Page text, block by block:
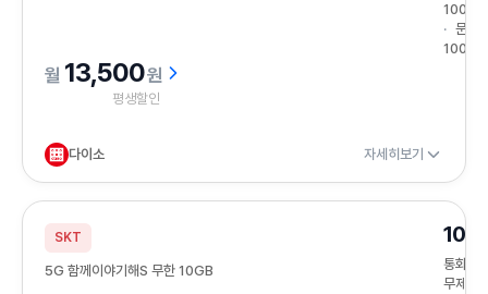
100분
문자
100건
13,500원
평생할인
다이소 자세히보기
SKT
5G 함께이야기해S 무한 10GB
통화
무제한